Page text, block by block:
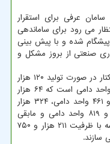
عرفی برای استقرار
می رود برای ساماندهی
شده و با پیش بینی
صنعتی از بروز مشکل و
مراتع استان همدان به وسعت ۸۲۲ هزار هکتار در صورت تولید ۱۲۰ هزار
تن علوفه جوابگوی حدود ۵۴۸ هزار و ۲۹ واحد دامی است که ۶۴ هزار
هکتار مراتع درجه یک با ظرفیت ۱۰۲ هزار و ۴۶۱ واحد دامی، ۳۲۴ هزار
هکتار مراتع درجه ۲ با ظرفیت ۲۳۳ هزار و ۸۱۹ واحد دامی و مابقی
معادل ۴۴۹ هزار و ۹۰۰ هکتار مراتع درجه سه با ظرفیت ۲۱۱ هزار و ۷۵۰